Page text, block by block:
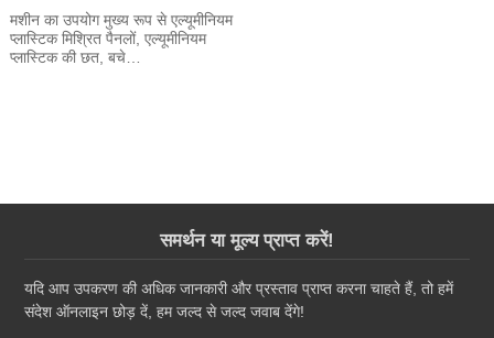
मशीन का उपयोग मुख्य रूप से एल्यूमीनियम
प्लास्टिक मिश्रित पैनलों, एल्यूमीनियम
प्लास्टिक की छत, बचे…
समर्थन या मूल्य प्राप्त करें!
यदि आप उपकरण की अधिक जानकारी और प्रस्ताव प्राप्त करना चाहते हैं, तो हमें
संदेश ऑनलाइन छोड़ दें, हम जल्द से जल्द जवाब देंगे!